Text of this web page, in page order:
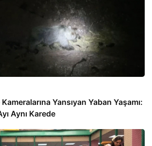
Yansıyan Yaban Yaşamı:
Aynı Karede